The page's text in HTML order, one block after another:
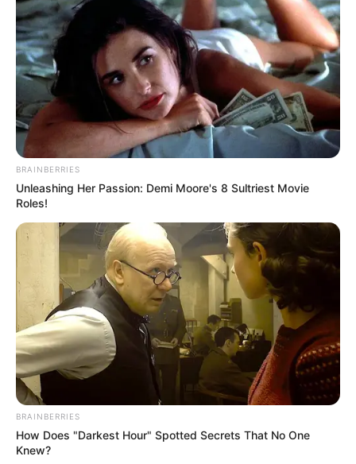
secara klasik.
Sofia Carson bisa dikatakan sebagai wanita yang multitalenta.
Bagaimana tidak, ia tak hanya bisa di bidang musik tapi juga bisa
di bidang akting. Ia bahkan bermain di banyak film dan serial serta
merilis banyak single.
TAGS AKTRIS PENYANYI SELEBRITI MANCANEGARA SOFIA CARSON
BRAINBERRIES
Unleashing Her Passion: Demi Moore's 8 Sultriest Movie
Roles!
BRAINBERRIES
How Does "Darkest Hour" Spotted Secrets That No One
Knew?